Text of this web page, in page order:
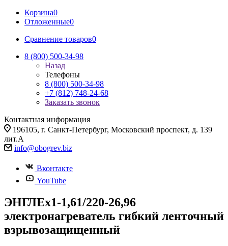
Корзина0
Отложенные0
Сравнение товаров0
8 (800) 500-34-98
Назад
Телефоны
8 (800) 500-34-98
+7 (812) 748-24-68
Заказать звонок
Контактная информация
196105, г. Санкт-Петербург, Московский проспект, д. 139
лит.А
info@obogrev.biz
Вконтакте
YouTube
ЭНГЛЕх1-1,61/220-26,96
электронагреватель гибкий ленточный
взрывозащищенный